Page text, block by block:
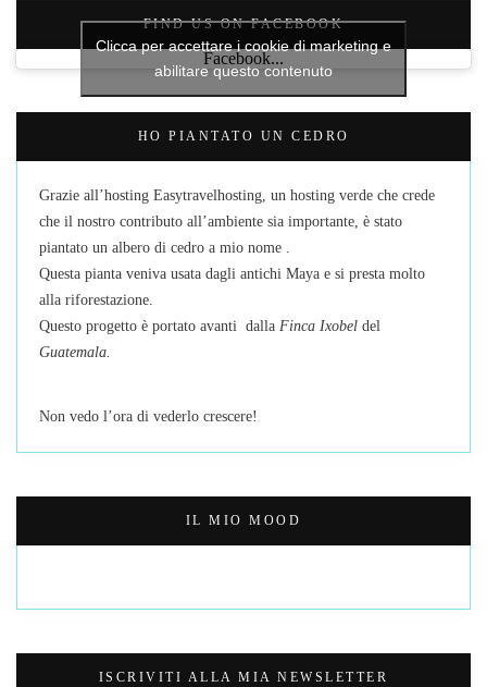
FIND US ON FACEBOOK
Facebook...
Clicca per accettare i cookie di marketing e
abilitare questo contenuto
HO PIANTATO UN CEDRO
Grazie all’hosting Easytravelhosting, un hosting verde che crede
che il nostro contributo all’ambiente sia importante, è stato
piantato un albero di cedro a mio nome .
Questa pianta veniva usata dagli antichi Maya e si presta molto
alla riforestazione.
Questo progetto è portato avanti dalla Finca Ixobel del
Guatemala.
Non vedo l’ora di vederlo crescere!
IL MIO MOOD
ISCRIVITI ALLA MIA NEWSLETTER